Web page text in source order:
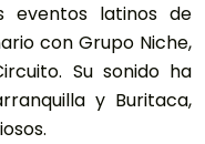
eventos latinos de
con Grupo Niche,
Su sonido ha
y Buritaca,